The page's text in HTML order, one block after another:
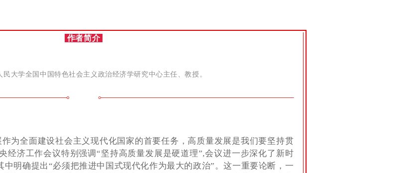
作者简介
民大学全国中国特色社会主义政治经济学研究中心主任、教授。
为全面建设社会主义现代化国家的首要任务，高质量发展是我们要坚持贯
经济工作会议特别强调“坚持高质量发展是硬道理”,会议进一步深化了新时
明确提出“必须把推进中国式现代化作为最大的政治”。这一重要论断，一